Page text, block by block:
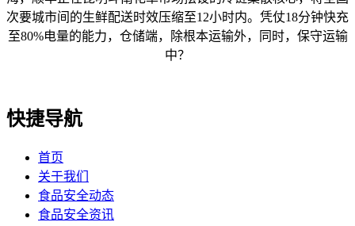
次要城市间的生鲜配送时效压缩至12小时内。凭仗18分钟快充
至80%电量的能力，仓储端，除根本运输外，同时，保守运输
中？
快捷导航
首页
关于我们
食品安全动态
食品安全资讯